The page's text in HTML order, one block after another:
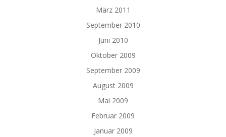
März 2011
September 2010
Juni 2010
Oktober 2009
September 2009
August 2009
Mai 2009
Februar 2009
Januar 2009